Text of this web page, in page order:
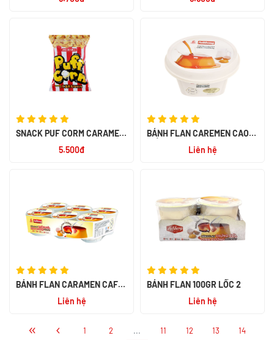
SNACK PUF CORM CARAMEL
5.500đ
BÁNH FLAN CAREMEN CAO
Liên hệ
BÁNH FLAN CARAMEN CAFE
Liên hệ
BÁNH FLAN 100GR LỐC 2
Liên hệ
1 2 ... 11 12 13 14